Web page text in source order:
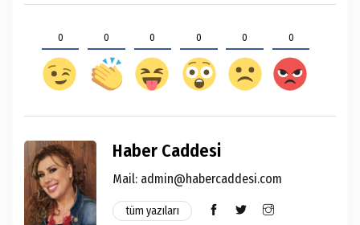
0 0 0 0 0 0
Haber Caddesi
Mail: admin@habercaddesi.com
tüm yazıları